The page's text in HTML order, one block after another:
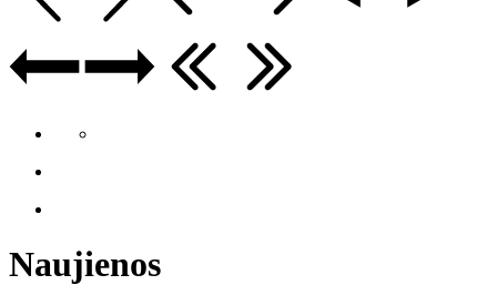
Naujienos